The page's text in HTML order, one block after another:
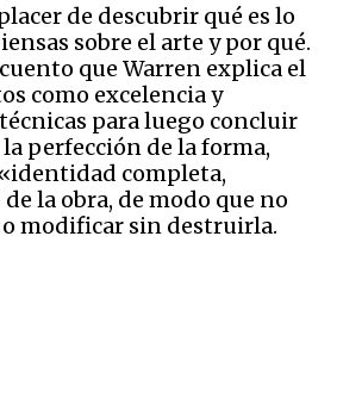
de descubrir qué es lo
sobre el arte y por qué.
que Warren explica el
como excelencia y
para luego concluir
la perfección de la forma,
completa,
la obra, de modo que no
o modificar sin destruirla.